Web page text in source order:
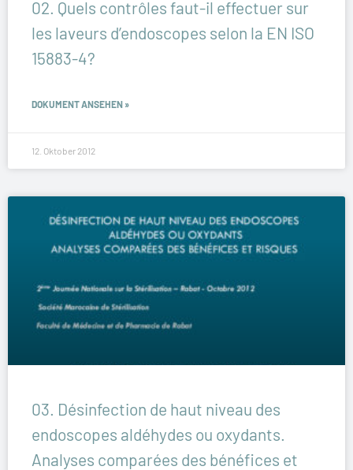
02. Quels contrôles faut-il effectuer sur
les laveurs d’endoscopes selon la EN ISO
15883-4?
DOKUMENT ANSEHEN »
12. Oktober 2012
03. Désinfection de haut niveau des
endoscopes aldéhydes ou oxydants.
Analyses comparées des bénéfices et